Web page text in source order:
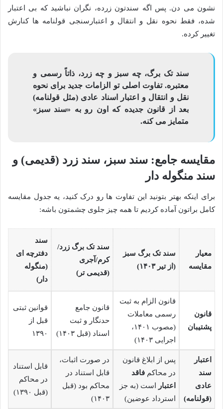
نشون می دن. پس اگه سندتون زرده، نگران نباشید که بی اعتبار
شده، فقط نحوه نقل و انتقال و اعتبارسنجی قولنامه ها کنارش
تغییر کرده.
سند تک برگ، چه سبز و چه زرد، ذاتاً رسمی و
معتبره. تفاوت اصلی تو الزامات جدید برای نحوه
نقل و انتقال و اعتبار اسناد عادی (مثل قولنامه)
بعد از قانون جدیده که اون رو به «سند سبز»
متمایز می کنه.
مقایسه جامع: سند سبز، سند زرد (قدیمی) و
سند منگوله دار
برای اینکه بهتر بتونید این تفاوت ها رو درک کنید، یه جدول مقایسه
کامل براتون آماده کردیم تا همه چیز جلوی چشمتون باشه:
معیار
مقایسه
سند تک برگ سبز
(از تیر ۱۴۰۳)
سند تک برگ زرد/
کرم/آجری
(قدیمی تر)
سند
دفترچه ای
(منگوله
دار)
قانون
پشتیبان
قانون الزام به ثبت
رسمی معاملات
(مصوب ۱۴۰۱،
اجرایی ۱۴۰۳)
قانون جامع
حدنگار و ثبت
اسناد (قبل ۱۴۰۳)
قوانین ثبتی
قبل از
۱۳۹۰
اعتبار
سند
عادی
(قولنامه)
پس از ابلاغ قانون
در محاکم فاقد
اعتبار
است (به جز
استرداد عوضین)
در صورت اثبات،
قابل استناد در
محاکم بود (قبل
۱۴۰۳)
قابل استناد
در محاکم
(قبل ۱۳۹۰)